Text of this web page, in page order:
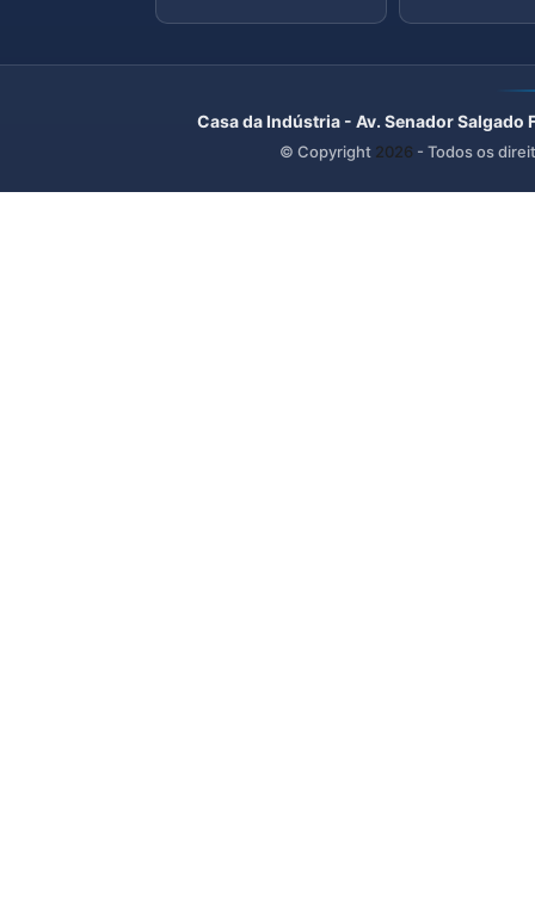
Casa da Indústria - Av. Senador
© Copyright 2026 - Todos os